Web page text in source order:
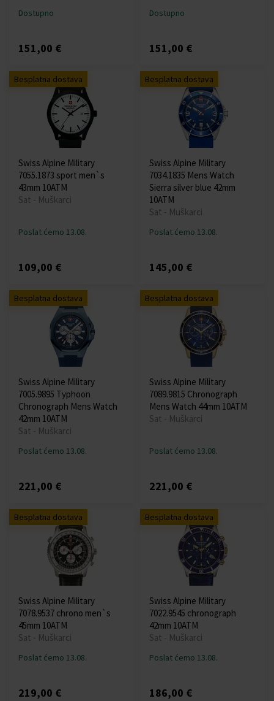
Dostupno
151,00 €
Dostupno
151,00 €
Besplatna dostava
Swiss Alpine Military
7055.1873 sport men`s
43mm 10ATM
Sat - Muškarci
Poslat ćemo 13.08.
109,00 €
Besplatna dostava
Swiss Alpine Military
7034.1835 Mens Watch
Sierra silver blue 42mm
10ATM
Sat - Muškarci
Poslat ćemo 13.08.
145,00 €
Besplatna dostava
Swiss Alpine Military
7005.9895 Typhoon
Chronograph Mens Watch
42mm 10ATM
Sat - Muškarci
Poslat ćemo 13.08.
221,00 €
Besplatna dostava
Swiss Alpine Military
7089.9815 Chronograph
Mens Watch 44mm 10ATM
Sat - Muškarci
Poslat ćemo 13.08.
221,00 €
Besplatna dostava
Swiss Alpine Military
7078.9537 chrono men`s
45mm 10ATM
Sat - Muškarci
Poslat ćemo 13.08.
219,00 €
Besplatna dostava
Swiss Alpine Military
7022.9545 chronograph
42mm 10ATM
Sat - Muškarci
Poslat ćemo 13.08.
186,00 €